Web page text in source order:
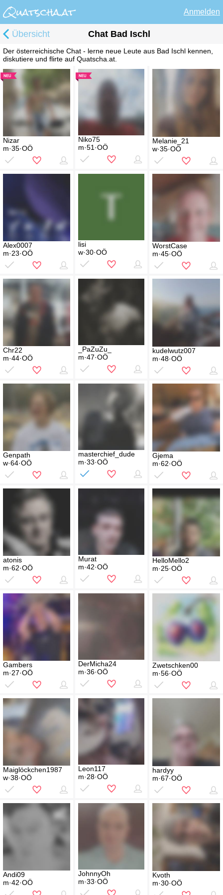
Anmelden
Übersicht Chat Bad Ischl
Der österreichische Chat - lerne neue Leute aus Bad Ischl kennen,
diskutiere und flirte auf Quatscha.at.
Nizar
m·35·OÖ
Niko75
m·51·OÖ
Melanie_21
w·35·OÖ
Alex0007
m·23·OÖ
lisi
w·30·OÖ
WorstCase
m·45·OÖ
Chr22
m·44·OÖ
_PaZuZu_
m·47·OÖ
kudelwutz007
m·48·OÖ
Genpath
w·64·OÖ
masterchief_dude
m·33·OÖ
Gjema
m·62·OÖ
atonis
m·62·OÖ
Murat
m·42·OÖ
HelloMello2
m·25·OÖ
Gambers
m·27·OÖ
DerMicha24
m·36·OÖ
Zwetschken00
m·56·OÖ
Maiglöckchen1987
w·38·OÖ
Leon117
m·28·OÖ
hardyy
m·67·OÖ
Andi09
m·42·OÖ
JohnnyOh
m·33·OÖ
Kvoth
m·30·OÖ